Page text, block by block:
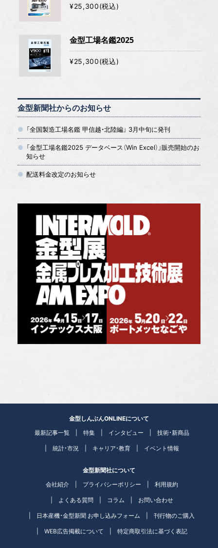
¥25,300(税込)
金型工場名鑑2025
¥25,300(税込)
金型新聞社からのお知らせ
「全国製造工場名鑑 甲信越・北陸編」 3月中旬に発刊
「金型工場名鑑2025 データベース（Win Excel）」販売開始のお
知らせ
配送料金改定のお知らせ
金型しんぶんONLINEについて
最新記事一覧
特集 インタビュー 技術・新商品
統計・市況 キャリア・教育 イベント情報
金型新聞社について
会社紹介
プライバシーポリシー 利用規約
よくある質問 コラム お問い合わせ
日本産機・金型新聞 お申し込みフォーム 刊行物のご購入
WEB広告掲載について 特定商取引法に基づく表記